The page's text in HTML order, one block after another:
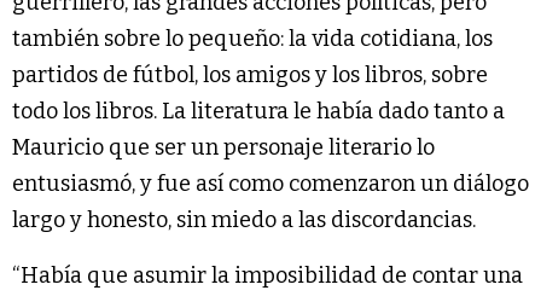
también sobre lo pequeño: la vida cotidiana, los
partidos de fútbol, los amigos y los libros, sobre
todo los libros. La literatura le había dado tanto a
Mauricio que ser un personaje literario lo
entusiasmó, y fue así como comenzaron un diálogo
largo y honesto, sin miedo a las discordancias.
“Había que asumir la imposibilidad de contar una